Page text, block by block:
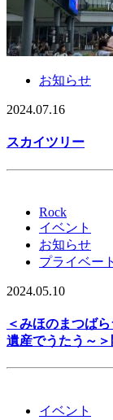
お知らせ
2024.07.16
スカイツリー
Rock
イベント
お知らせ
プライベート
2024.05.10
＜みほのまつば
遺産でうたう～＞
イベント